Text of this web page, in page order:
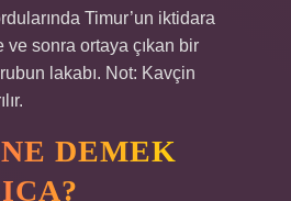
Timur’un iktidara
sonra ortaya çıkan bir
lakabı. Not: Kavçin
DEMEK